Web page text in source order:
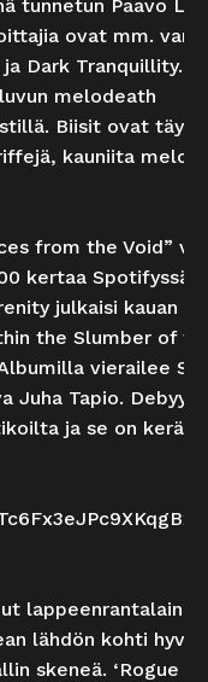
tunnetun Paavo
ovat mm.
Dark Tranquillity.
melodeath
Biisit ovat
kauniita
from the Void”
kertaa Spotifyssä
julkaisi kauan
the Slumber of
vierailee
Juha Tapio.
ja se on
lappeenrantalainen
lähdön kohti hyvin
skeneä. ‘Rogue